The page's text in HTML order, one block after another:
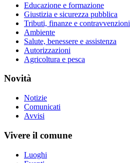
Educazione e formazione
Giustizia e sicurezza pubblica
Tributi, finanze e contravvenzioni
Ambiente
Salute, benessere e assistenza
Autorizzazioni
Agricoltura e pesca
Novità
Notizie
Comunicati
Avvisi
Vivere il comune
Luoghi